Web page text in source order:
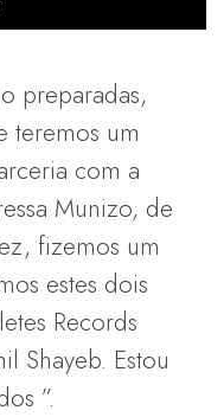
preparadas,
teremos um
com a
Munizo, de
fizemos um
estes dois
Records
Shayeb. Estou
”.